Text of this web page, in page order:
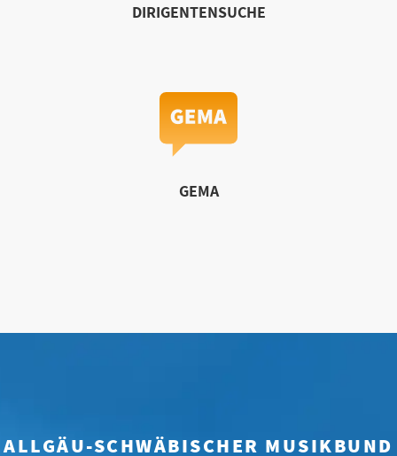
DIRIGENTENSUCHE
GEMA
ALLGÄU-SCHWÄBISCHER MUSIKBUND